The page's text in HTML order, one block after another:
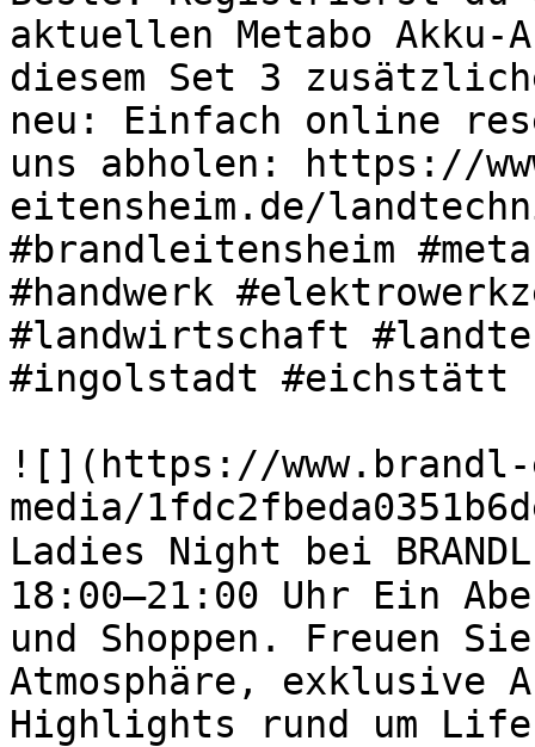
aktuellen Metabo
diesem Set 3
neu: Einfach online
uns abholen: https://
eitensheim.de/
#brandleitensheim
#handwerk
#landwirtschaft
#ingolstadt #eichstätt
![](https://
media/
Ladies Night bei
18:00–21:00 Uhr Ein
und Shoppen. Freuen
Atmosphäre, exklusive
Highlights rund um